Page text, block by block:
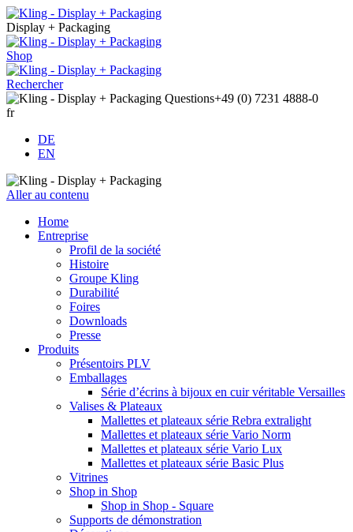
Display + Packaging
Shop
Rechercher
Questions+49 (0) 7231 4888-0
fr
DE
EN
Aller au contenu
Home
Entreprise
Profil de la société
Histoire
Groupe Kling
Durabilité
Foires
Downloads
Presse
Produits
Présentoirs PLV
Emballages
Série d’écrins à bijoux en cuir véritable Versailles
Valises & Plateaux
Mallettes et plateaux série Rebra extralight
Mallettes et plateaux série Vario Norm
Mallettes et plateaux série Vario Lux
Mallettes et plateaux série Basic Plus
Vitrines
Shop in Shop
Shop in Shop - Square
Supports de démonstration